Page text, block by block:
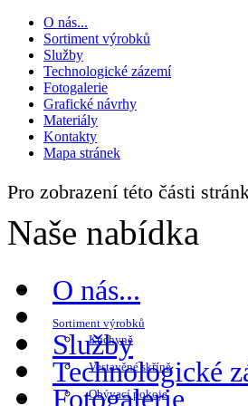
O nás...
Sortiment výrobků
Služby
Technologické zázemí
Fotogalerie
Grafické návrhy
Materiály
Kontakty
Mapa stránek
Pro zobrazení této části
Naše nabídka
O nás...
Sortiment výrobků
Kuchyně
Vestavěné skříně
Obývací pokoje
Služby
Technologické
Fotogalerie